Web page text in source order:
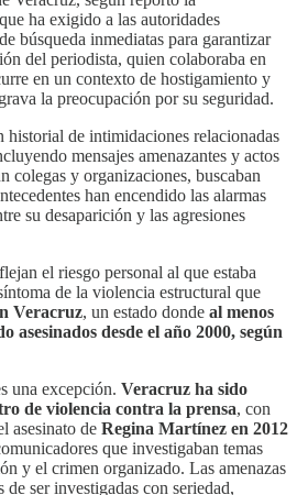
ha exigido a las autoridades
búsqueda inmediatas para garantizar
del periodista, quien colaboraba en
en un contexto de hostigamiento y
la preocupación por su seguridad.
historial de intimidaciones relacionadas
mensajes amenazantes y actos
colegas y organizaciones, buscaban
han encendido las alarmas
su desaparición y las agresiones
el riesgo personal al que estaba
de la violencia estructural que
Veracruz, un estado donde al menos
asesinados desde el año 2000, según
una excepción. Veracruz ha sido
de violencia contra la prensa, con
asesinato de Regina Martínez en 2012
que investigaban temas
y el crimen organizado. Las amenazas
de ser investigadas con seriedad,